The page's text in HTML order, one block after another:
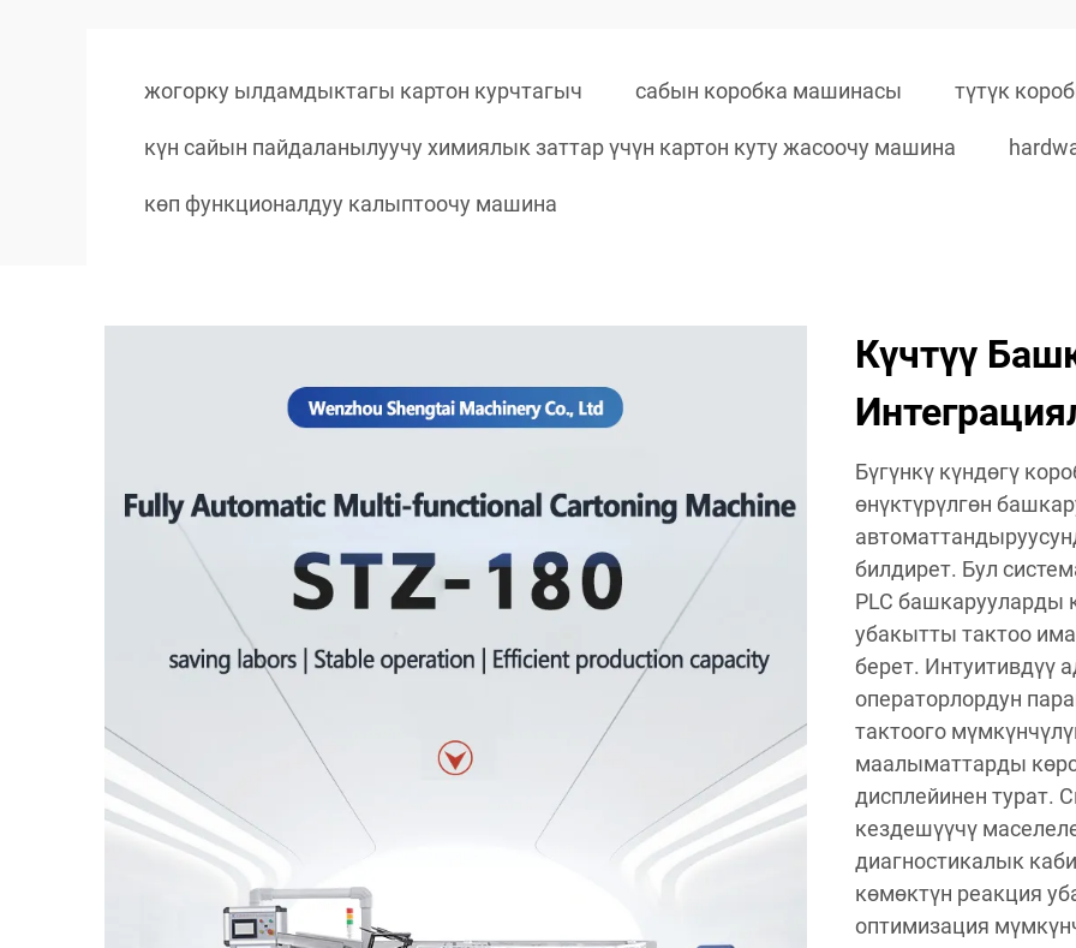
жогорку ылдамдыктагы картон курчтагыч сабын коробка машинасы түтүк
күн сайын пайдаланылуучу химиялык заттар үчүн картон куту жасоочу машина
көп функционалдуу калыптоочу машина
Күчтүү
Бүгүнкү күндөгү
өнүктүрүлгөн
билдирет. Бул
PLC башкарууларды
убакытты тактоо
берет. Интуитивдүү
операторлордун
тактоого
маалыматтарды
дисплейинен турат.
кездешүүчү
диагностикалык
көмөктүн реакция
оптимизация